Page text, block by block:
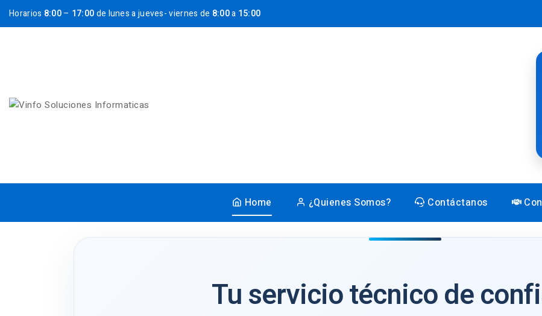
Horarios 8:00– 17:00de lunes a jueves- viernes de 8:00a 15:00
Home ¿Quienes Somos? Contáctanos
Tu servicio técnico de